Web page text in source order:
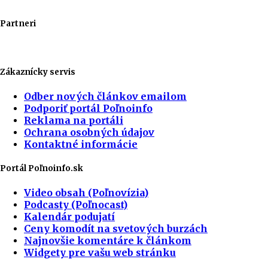
Partneri
Zákaznícky servis
Odber nových článkov emailom
Podporiť portál Poľnoinfo
Reklama na portáli
Ochrana osobných údajov
Kontaktné informácie
Portál Poľnoinfo.sk
Video obsah (Poľnovízia)
Podcasty (Poľnocast)
Kalendár podujatí
Ceny komodít na svetových burzách
Najnovšie komentáre k článkom
Widgety pre vašu web stránku